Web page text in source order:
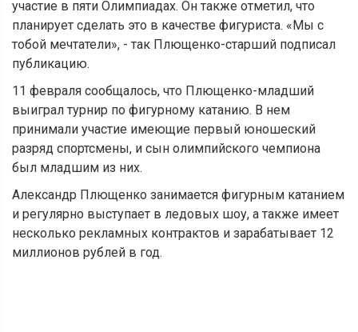
участие в пяти Олимпиадах. Он также отметил, что
планирует сделать это в качестве фигуриста. «Мы с
тобой мечтатели», - так Плющенко-старший подписал
публикацию.
11 февраля сообщалось, что Плющенко-младший
выиграл турнир по фигурному катанию. В нем
принимали участие имеющие первый юношеский
разряд спортсмены, и сын олимпийского чемпиона
был младшим из них.
Александр Плющенко занимается фигурным катанием
и регулярно выступает в ледовых шоу, а также имеет
несколько рекламных контрактов и зарабатывает 12
миллионов рублей в год.